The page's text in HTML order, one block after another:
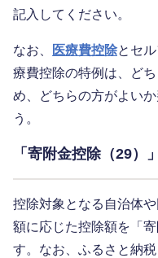
記入してください。
なお、 医療費控除とセ
療費控除の特例は、ど
め、どちらの方がよい
う。
「寄附金控除（29）
控除対象となる自治体
額に応じた控除額を「
す。なお、ふるさと納